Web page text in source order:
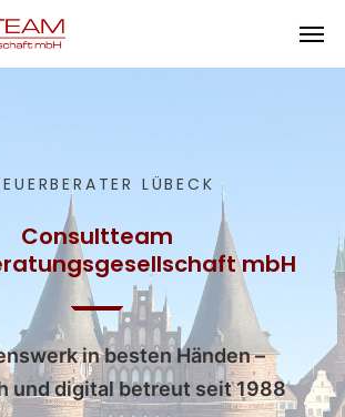
LÜBECK
Consultteam
mbH
in besten Händen –
und digital betreut seit 1988